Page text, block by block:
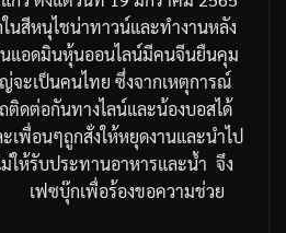
นสีหนุไชน่าทาวน์และทำงานหลัง
แอดมินหุ้นออนไลน์มีคนจีนยืนคุม
จะเป็นคนไทย ซึ่งจากเหตุการณ์
ติดต่อกันทางไลน์และน้องบอสได้
ะเพื่อนๆถูกสั่งให้หยุดงานและนำไป
ม่ให้รับประทานอาหารและน้ำ จึง
เฟซบุ๊กเพื่อร้องขอความช่วย